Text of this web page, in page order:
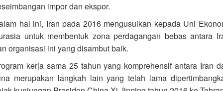
impor dan ekspor.
hal ini, Iran pada 2016 mengusulkan kepada Uni
untuk membentuk zona perdagangan bebas antara
organisasi ini yang disambut baik.
kerja sama 25 tahun yang komprehensif antara Iran
merupakan langkah lain yang telah lama